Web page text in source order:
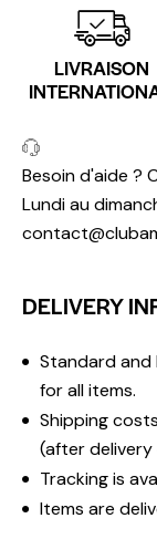
LIVRAISON
Besoin d'aide ?
Lundi au
DELIVERY
Standard and
for all items.
Shipping
(after
Tracking is
Items are